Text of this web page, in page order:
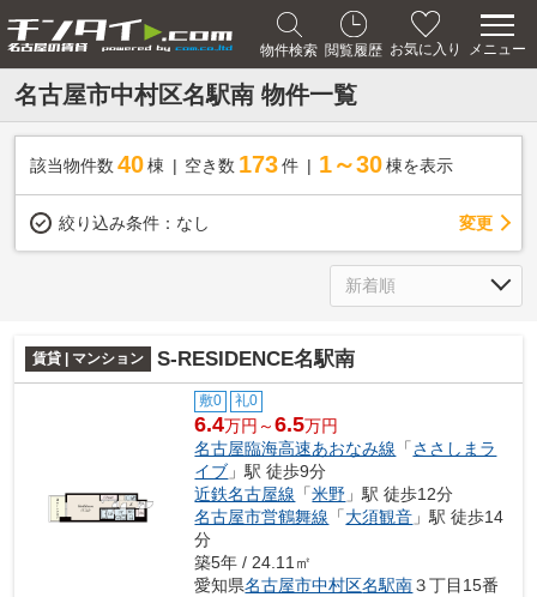
物件検索 閲覧履歴 お気に入り メニュー
名古屋市中村区名駅南 物件一覧
該当物件数 40棟 空き数 173 件 1～30 棟を表示
絞り込み条件： なし 変更
賃貸 | マンション S-RESIDENCE名駅南
敷0 礼0
6.4万円～6.5万円
名古屋臨海高速あおなみ線 「ささしまラ
イブ 」駅 徒歩9分
近鉄名古屋線 「米野 」駅 徒歩12分
名古屋市営鶴舞線 「大須観音 」駅 徒歩14
分
築5年 / 24.11㎡
愛知県名古屋市中村区名駅南３丁目15番